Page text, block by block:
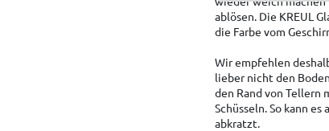
ablösen. Die KREUL
die Farbe vom
Wir empfehlen
lieber nicht den
den Rand von Tellern
Schüsseln. So kann
abkratzt.